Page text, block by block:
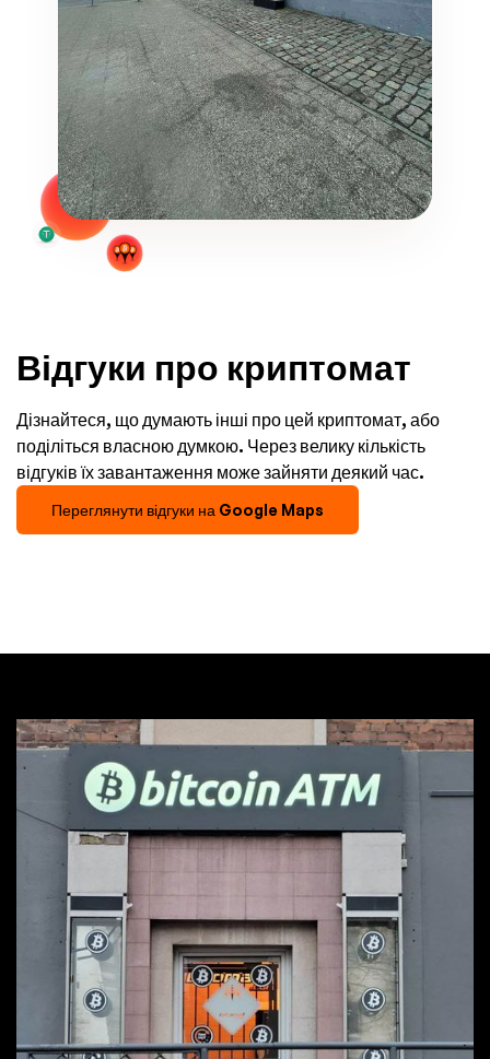
Відгуки про криптомат
Дізнайтеся, що думають інші про цей криптомат, або
поділіться власною думкою. Через велику кількість
відгуків їх завантаження може зайняти деякий час.
Переглянути відгуки на Google Maps